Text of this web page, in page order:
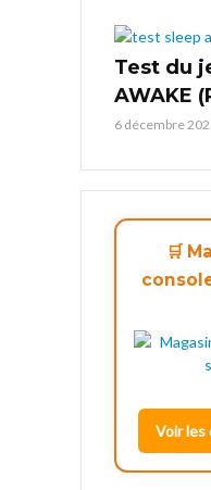
Test du
AWAKE
6 décembre
🛒
Voir les